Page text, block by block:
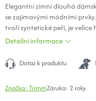
Elegantní zimní dlouhá
se zajímavými módními
tvoří syntetické peří, je
procházkách přírodou i ve
Detailní informace
Dotaz k produktu
Značka: TrimmZáruka: 2 roky